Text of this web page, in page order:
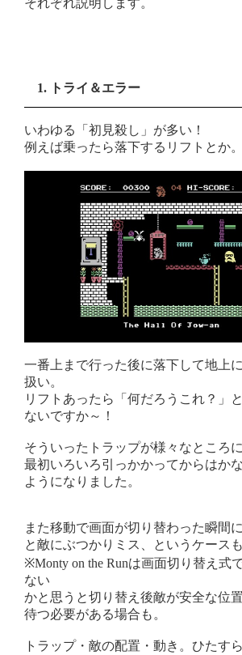
1. トライ＆エラー
いわゆる「初見殺し」が多い！
例えば乗ったら落下するリフトとか。
一番上まで行った後に落下して地上
扱い。
リフトあったら「何だろうこれ？」
ないですか～！
そういったトラップが様々なところ
最初いろいろ引っかかってからはか
ようになりました。
また移動で画面が切り替わった瞬間
と敵にぶつかりミス、というケース
※Monty on the Runは画面切り替え式
ない
かと思うと切り替え後敵が安全な位
待つ必要がある場合も。
トラップ・敵の配置・動き。ひたす